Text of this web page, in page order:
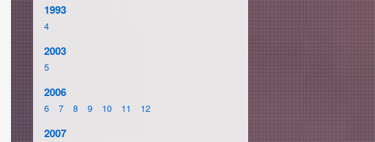
1993
4
2003
5
2006
6 7 8 9 10 11 12
2007